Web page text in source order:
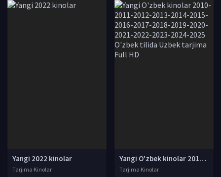
Yangi 2022 kinolar
Tarjima Kinolar
Yangi O'zbek kinolar 2010-2011-2012-2013-2014-2015-2016-2017-2018-2019-2020-2021-2022-2023-2024-2025 O'zbek tilida Uzbek tarjima Full HD
Tarjima Kinolar